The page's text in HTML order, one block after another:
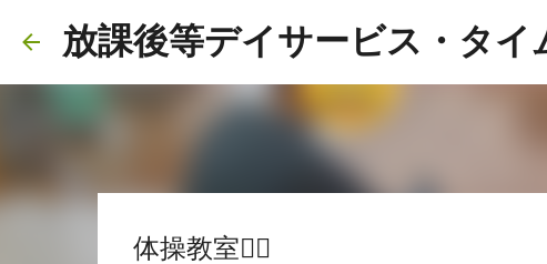
放課後等デイサービス・タイ
体操教室🧘‍♂️